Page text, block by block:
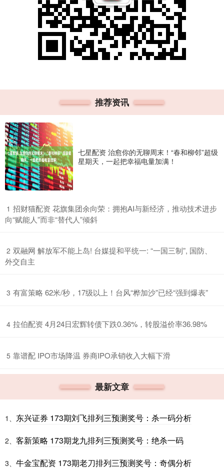
推荐资讯
七星配资 治愈你的无聊周末！“春和柳邻”超级
星期天，一起把幸福电量加满！
1 ​招财猫配资 花旗集团余向荣：拥抱AI与新经济，推动技术进步
向“赋能人”而非“替代人”倾斜
2 ​双融网 解放军不能上岛! 台媒提和平统一: “一国三制”, 国防、
外交自主
3 ​有富策略 62米/秒，17级以上！台风“桦加沙”已经“强到爆表”
4 ​拉伯配资 4月24日宏辉转债下跌0.36%，转股溢价率36.98%
5 ​靠谱配 IPO市场降温 券商IPO承销收入大幅下滑
最新文章
1、 东兴证券 173期刘飞排列三预测奖号：杀一码分析
2、 客新策略 173期龙九排列三预测奖号：绝杀一码
3、 牛金宝配资 173期老刀排列三预测奖号：奇偶分析